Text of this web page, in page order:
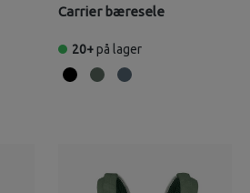
Carrier bæresele
20+på lager